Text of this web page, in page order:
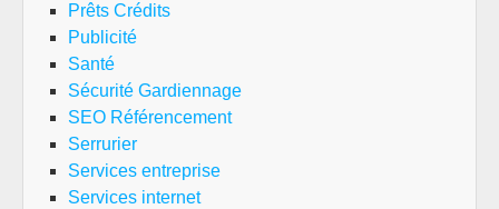
Prêts Crédits
Publicité
Santé
Sécurité Gardiennage
SEO Référencement
Serrurier
Services entreprise
Services internet